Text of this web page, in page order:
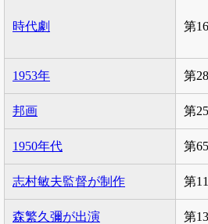
時代劇 第
1953年 第
邦画 第
1950年代 第
志村敏夫監督が制作 第
森繁久彌が出演 第